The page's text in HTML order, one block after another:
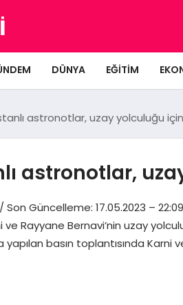
DÜNYA EĞITIM
astronotlar, uzay yolculuğu için
astronotlar,
Son Güncelleme: 17.05.2023 –
Rayyane Bernavi’nin uzay
basın toplantısında